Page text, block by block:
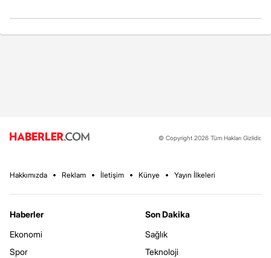
© Copyright 2026 Tüm Hakları Gizlidir.
Hakkımızda Reklam İletişim Künye Yayın İlkeleri
Haberler
Ekonomi
Spor
Son Dakika
Sağlık
Teknoloji